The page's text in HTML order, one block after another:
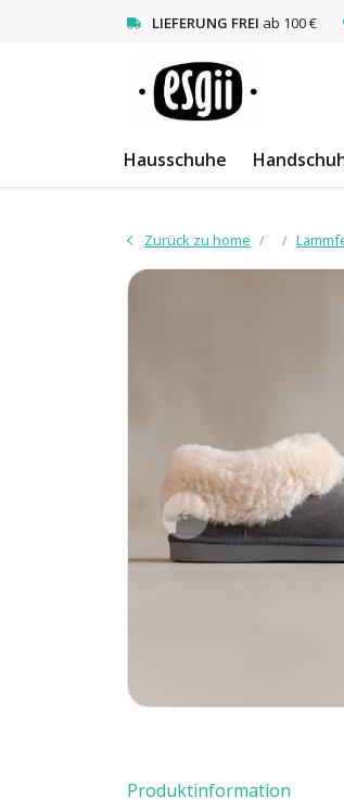
LIEFERUNG FREI ab 100 €
Hausschuhe
Zurück zu home
Produktinformation